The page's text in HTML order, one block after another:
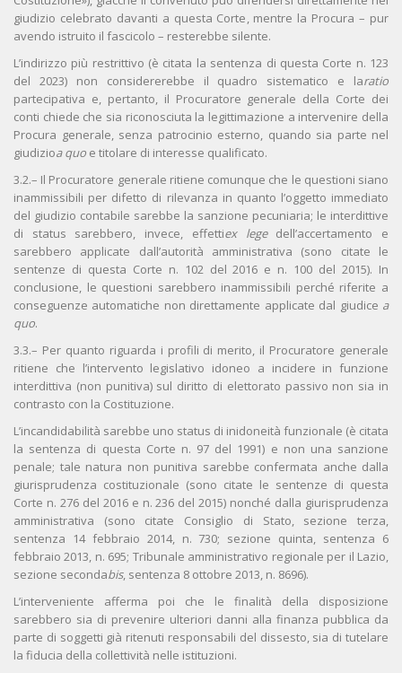
giudizio celebrato davanti a questa Corte, mentre la Procura – pur
avendo istruito il fascicolo – resterebbe silente.
L’indirizzo più restrittivo (è citata la sentenza di questa Corte n. 123
del 2023) non considererebbe il quadro sistematico e laratio
partecipativa e, pertanto, il Procuratore generale della Corte dei
conti chiede che sia riconosciuta la legittimazione a intervenire della
Procura generale, senza patrocinio esterno, quando sia parte nel
giudizioa quo e titolare di interesse qualificato.
3.2.– Il Procuratore generale ritiene comunque che le questioni siano
inammissibili per difetto di rilevanza in quanto l’oggetto immediato
del giudizio contabile sarebbe la sanzione pecuniaria; le interdittive
di status sarebbero, invece, effettiex lege dell’accertamento e
sarebbero applicate dall’autorità amministrativa (sono citate le
sentenze di questa Corte n. 102 del 2016 e n. 100 del 2015). In
conclusione, le questioni sarebbero inammissibili perché riferite a
conseguenze automatiche non direttamente applicate dal giudice a
quo.
3.3.– Per quanto riguarda i profili di merito, il Procuratore generale
ritiene che l’intervento legislativo idoneo a incidere in funzione
interdittiva (non punitiva) sul diritto di elettorato passivo non sia in
contrasto con la Costituzione.
L’incandidabilità sarebbe uno status di inidoneità funzionale (è citata
la sentenza di questa Corte n. 97 del 1991) e non una sanzione
penale; tale natura non punitiva sarebbe confermata anche dalla
giurisprudenza costituzionale (sono citate le sentenze di questa
Corte n. 276 del 2016 e n. 236 del 2015) nonché dalla giurisprudenza
amministrativa (sono citate Consiglio di Stato, sezione terza,
sentenza 14 febbraio 2014, n. 730; sezione quinta, sentenza 6
febbraio 2013, n. 695; Tribunale amministrativo regionale per il Lazio,
sezione secondabis, sentenza 8 ottobre 2013, n. 8696).
L’interveniente afferma poi che le finalità della disposizione
sarebbero sia di prevenire ulteriori danni alla finanza pubblica da
parte di soggetti già ritenuti responsabili del dissesto, sia di tutelare
la fiducia della collettività nelle istituzioni.